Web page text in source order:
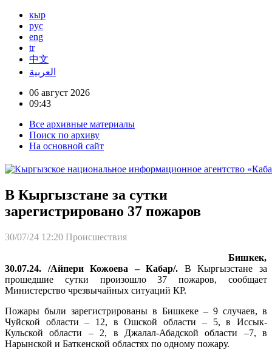
кыр
рус
eng
tr
中文
العربية
06 август 2026
09:43
Все архивные материалы
Поиск по архиву
На основной сайт
В Кыргызстане за сутки
зарегистрировано 37 пожаров
30/07/24 12:20 Происшествия
Бишкек,
30.07.24. /Айпери Кожоева – Кабар/. В Кыргызстане за
прошедшие сутки произошло 37 пожаров, сообщает
Министерство чрезвычайных ситуаций КР.
Пожары были зарегистрированы в Бишкеке – 9 случаев, в
Чуйской области – 12, в Ошской области – 5, в Иссык-
Кульской области – 2, в Джалал-Абадской области –7, в
Нарынской и Баткенской областях по одному пожару.